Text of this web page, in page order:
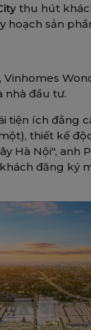
thu hút
hoạch sản
Vinhomes
nhà đầu tư.
tiện ích đẳng
thiết kế
Hà Nội", anh
đăng ký